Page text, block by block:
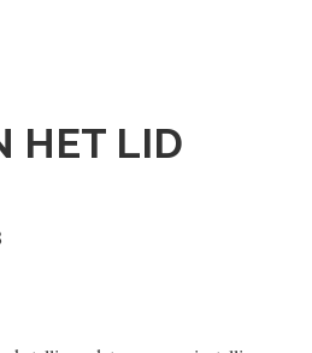
HET LID